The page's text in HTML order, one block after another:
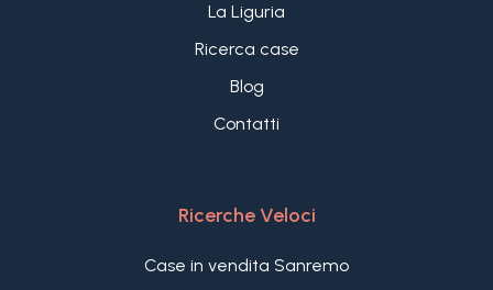
La Liguria
Ricerca case
Blog
Contatti
Ricerche Veloci
Case in vendita Sanremo